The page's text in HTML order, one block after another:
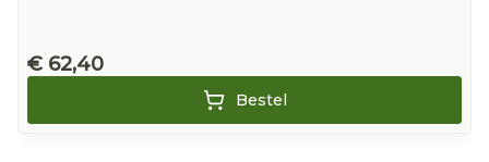
€ 62,40
Bestel